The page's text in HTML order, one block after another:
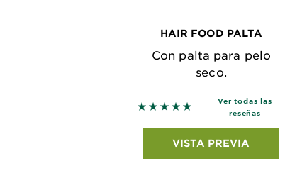
HAIR FOOD PALTA
Con palta para pelo
seco.
5 out of 5 stars based on
Ver todas las
reseñas
VISTA PREVIA